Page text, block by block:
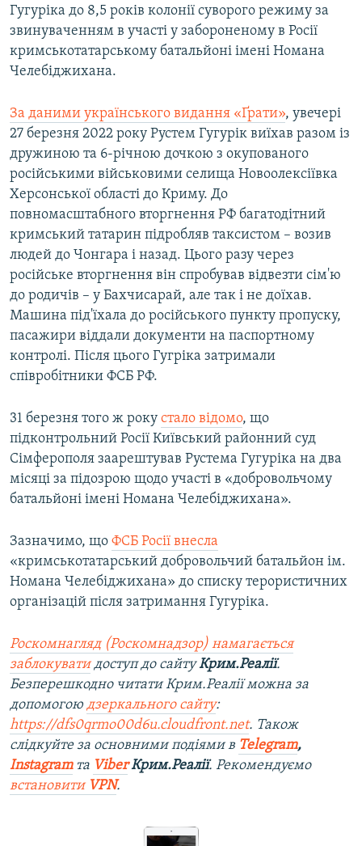
Гугуріка до 8,5 років колонії суворого режиму за
звинуваченням в участі у забороненому в Росії
кримськотатарському батальйоні імені Номана
Челебіджихана.
За даними українського видання «Ґрати», увечері
27 березня 2022 року Рустем Гугурік виїхав разом із
дружиною та 6-річною дочкою з окупованого
російськими військовими селища Новоолексіївка
Херсонської області до Криму. До
повномасштабного вторгнення РФ багатодітний
кримський татарин підробляв таксистом – возив
людей до Чонгара і назад. Цього разу через
російське вторгнення він спробував відвезти сім'ю
до родичів – у Бахчисарай, але так і не доїхав.
Машина під'їхала до російського пункту пропуску,
пасажири віддали документи на паспортному
контролі. Після цього Гугріка затримали
співробітники ФСБ РФ.
31 березня того ж року стало відомо, що
підконтрольний Росії Київський районний суд
Сімферополя заарештував Рустема Гугуріка на два
місяці за підозрою щодо участі в «добровольчому
батальйоні імені Номана Челебіджихана».
Зазначимо, що ФСБ Росії внесла
«кримськотатарський добровольчий батальйон ім.
Номана Челебіджихана» до списку терористичних
організацій після затримання Гугуріка.
Роскомнагляд (Роскомнадзор) намагається
заблокуватидоступ до сайтуКрим.Реалії.
Безперешкодно читати Крим.Реалії можна за
допомогою дзеркального сайту:
https://dfs0qrmo00d6u.cloudfront.net. Також
слідкуйте за основними подіями в Telegram,
Instagramта ViberКрим.Реалії. Рекомендуємо
встановити VPN.